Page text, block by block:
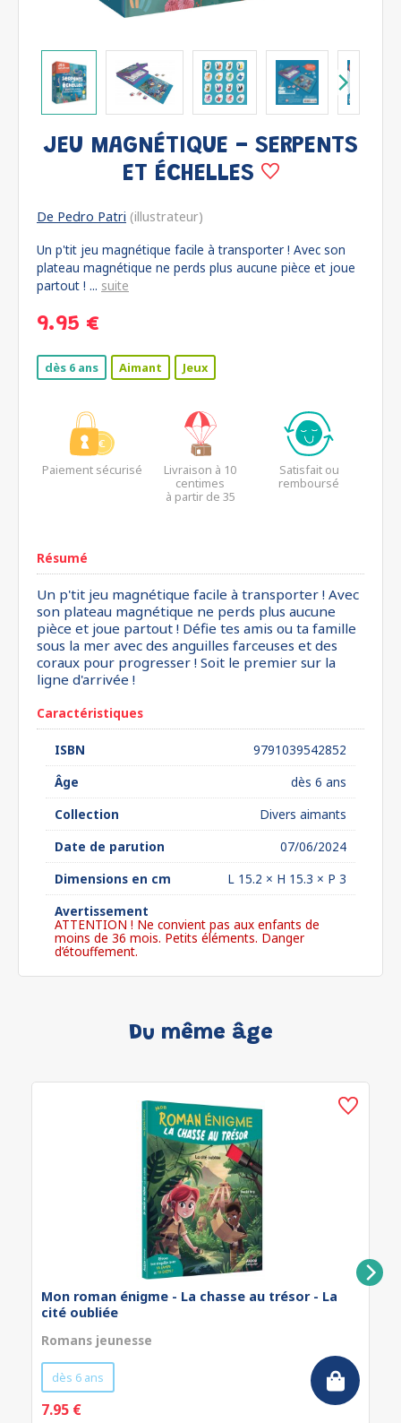
JEU MAGNÉTIQUE - SERPENTS
ET ÉCHELLES
De Pedro Patri (illustrateur)
Un p'tit jeu magnétique facile à transporter ! Avec son
plateau magnétique ne perds plus aucune pièce et joue
partout ! ... suite
9.95 €
dès 6 ans Aimant Jeux
Paiement sécurisé
Livraison à 10
centimes
à partir de 35
Satisfait ou
remboursé
Résumé
Un p'tit jeu magnétique facile à transporter ! Avec
son plateau magnétique ne perds plus aucune
pièce et joue partout ! Défie tes amis ou ta famille
sous la mer avec des anguilles farceuses et des
coraux pour progresser ! Soit le premier sur la
ligne d'arrivée !
Caractéristiques
ISBN
9791039542852
Âge
dès 6 ans
Collection
Divers aimants
Date de parution
07/06/2024
Dimensions en cm
L 15.2 × H 15.3 × P 3
Avertissement
ATTENTION ! Ne convient pas aux enfants de
moins de 36 mois. Petits éléments. Danger
d’étouffement.
Du même âge
Mon roman énigme - La chasse au trésor - La
cité oubliée
Romans jeunesse
dès 6 ans
7.95 €